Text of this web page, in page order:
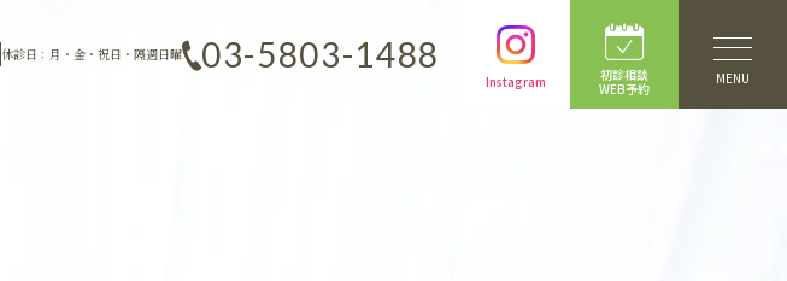
休診日：月・金・祝日・隔週日曜 03-5803-1488
Instagram
初診相談
WEB予約
MENU